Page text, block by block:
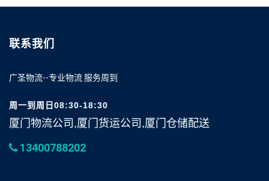
联系我们
广圣物流--专业物流 服务周到
周一到周日08:30-18:30
厦门物流公司,厦门货运公司,厦门仓储配送
13400788202